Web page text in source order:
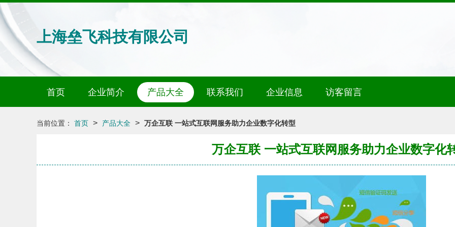
上海垒飞科技有限公司
首页 企业简介 产品大全 联系我们 企业信息 访客留言
当前位置： 首页 > 产品大全 > 万企互联 一站式互联网服务助力企业数字化转型
万企互联 一站式互联网服务助力企业数字化